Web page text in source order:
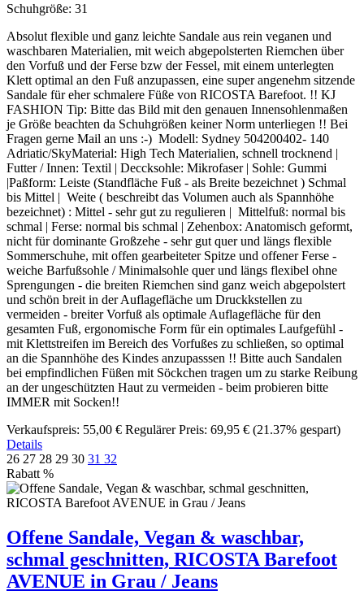
Schuhgröße: 31
Absolut flexible und ganz leichte Sandale aus rein veganen und
waschbaren Materialien, mit weich abgepolsterten Riemchen über
den Vorfuß und der Ferse bzw der Fessel, mit einem unterlegten
Klett optimal an den Fuß anzupassen, eine super angenehm sitzende
Sandale für eher schmalere Füße von RICOSTA Barefoot. !! KJ
FASHION Tip: Bitte das Bild mit den genauen Innensohlenmaßen
je Größe beachten da Schuhgrößen keiner Norm unterliegen !! Bei
Fragen gerne Mail an uns :-) Modell: Sydney 504200402- 140
Adriatic/SkyMaterial: High Tech Materialien, schnell trocknend |
Futter / Innen: Textil | Deccksohle: Mikrofaser | Sohle: Gummi
|Paßform: Leiste (Standfläche Fuß - als Breite bezeichnet ) Schmal
bis Mittel | Weite ( beschreibt das Volumen auch als Spannhöhe
bezeichnet) : Mittel - sehr gut zu regulieren | Mittelfuß: normal bis
schmal | Ferse: normal bis schmal | Zehenbox: Anatomisch geformt,
nicht für dominante Großzehe - sehr gut quer und längs flexible
Sommerschuhe, mit offen gearbeiteter Spitze und offener Ferse -
weiche Barfußsohle / Minimalsohle quer und längs flexibel ohne
Sprengungen - die breiten Riemchen sind ganz weich abgepolstert
und schön breit in der Auflagefläche um Druckkstellen zu
vermeiden - breiter Vorfuß als optimale Auflagefläche für den
gesamten Fuß, ergonomische Form für ein optimales Laufgefühl -
mit Klettstreifen im Bereich des Vorfußes zu schließen, so optimal
an die Spannhöhe des Kindes anzupasssen !! Bitte auch Sandalen
bei empfindlichen Füßen mit Söckchen tragen um zu starke Reibung
an der ungeschützten Haut zu vermeiden - beim probieren bitte
IMMER mit Socken!!
Verkaufspreis: 55,00 € Regulärer Preis: 69,95 € (21.37% gespart)
Details
26 27 28 29 30 31 32
Rabatt %
Offene Sandale, Vegan & waschbar,
schmal geschnitten, RICOSTA Barefoot
AVENUE in Grau / Jeans